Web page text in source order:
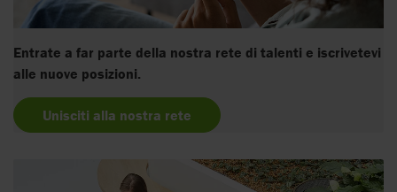
Entrate a far parte della nostra rete di talenti e iscrivetevi
alle nuove posizioni.
Unisciti alla nostra rete